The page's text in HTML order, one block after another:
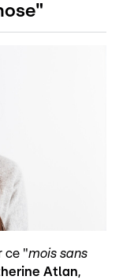
ce "mois sans
Atlan,